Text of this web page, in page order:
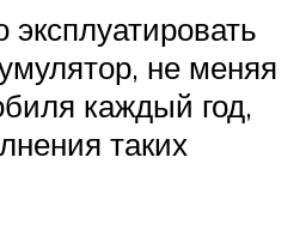
не меняя
каждый год,
таких